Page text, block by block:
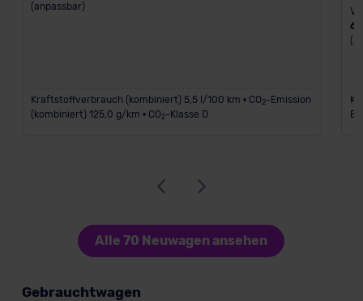
(anpassbar)
Kraftstoffverbrauch (kombiniert) 5,5 l/100 km • CO2-Emission
(kombiniert) 125,0 g/km • CO2-Klasse D
60
Alle 70 Neuwagen ansehen
Gebrauchtwagen